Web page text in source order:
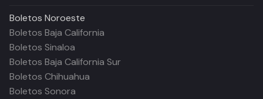
Boletos Noroeste
Boletos Baja California
Boletos Sinaloa
Boletos Baja California Sur
Boletos Chihuahua
Boletos Sonora